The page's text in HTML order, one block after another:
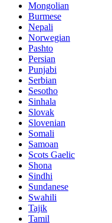
Mongolian
Burmese
Nepali
Norwegian
Pashto
Persian
Punjabi
Serbian
Sesotho
Sinhala
Slovak
Slovenian
Somali
Samoan
Scots Gaelic
Shona
Sindhi
Sundanese
Swahili
Tajik
Tamil